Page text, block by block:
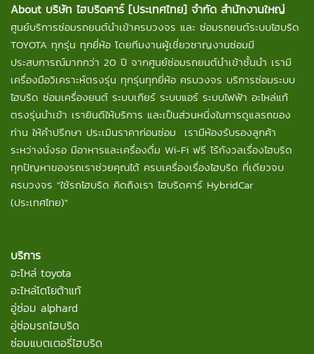
About บริษัท ไฮบริดคาร์ [ประเทศไทย] จำกัด สำนักงานใหญ่
ศูนย์บริการซ่อมรถยนต์นำเข้าครบวงจร และ ซ่อมรถยนต์ระบบไฮบริด
TOYOTA ทุกรุ่น ทุกยี่ห้อ โดยทีมงานผู้เชี่ยวชาญงานซ่อมมี
ประสบการณ์มากกว่า 20 ปี จากศูนย์ซ่อมรถยนต์นำเข้าชั้นนำ เรามี
เครื่องมือวิเคราะห์ตรงรุ่น ทุกรุ่นทุกยี่ห้อ ครบวงจร บริการซ่อมระบบ
ไฮบริด ซ่อมเครื่องยนต์ ระบบเกียร์ ระบบแอร์ ระบบไฟฟ้า อะไหล่แท้
ตรงรุ่นนำเข้า เรายินดีให้บริการ และเป็นส่วนหนึ่งในการดูแลรถของ
ท่าน ให้คำปรึกษา ประเมินราคาก่อนซ่อม เรามีห้องรับรองลูกค้า
ระหว่างนั่งรอ มีอาหารและเครื่องดื่ม Wi-Fi ฟรี ไร้กังวลเรื่องไฮบริด
ทุกปัญหาของรถเราช่วยคุณได้ ครบเครื่องเรื่องไฮบริด ที่เดียวจบ
ครบวงจร "ใช้รถไฮบริด คิดถึงเรา ไฮบริดคาร์ HybridCar
(ประเทศไทย)"
บริการ
อะไหล่ toyota
อะไหล่โตโยต้าแท้
อู่ซ่อม alphard
อู่ซ่อมรถไฮบริด
ซ่อมแบตเตอรี่ไฮบริด